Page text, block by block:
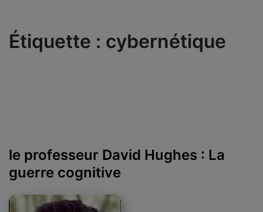
Étiquette : cybernétique
le professeur David Hughes : La
guerre cognitive